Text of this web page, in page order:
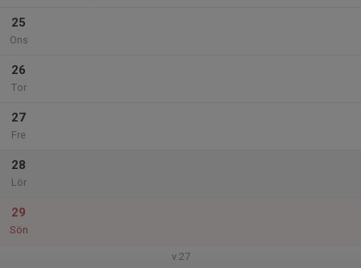
25
Ons
26
Tor
27
Fre
28
Lör
29
Sön
v.27